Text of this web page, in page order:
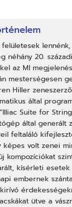
néhány 20.
az MI
mesterségesen
Hiller
által
Illiac Suite for
által generált
feltaláló
képes volt zenei
kompozíciókat
kísérleti
embernek
ütve a